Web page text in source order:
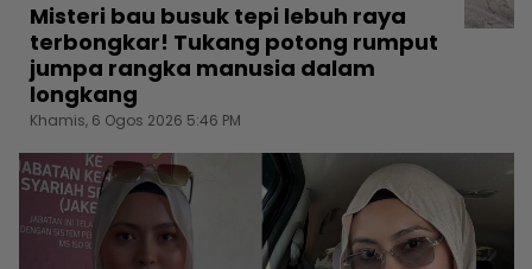
Misteri bau busuk tepi lebuh raya
terbongkar! Tukang potong rumput
jumpa rangka manusia dalam
longkang
Khamis, 6 Ogos 2026 5:46 PM